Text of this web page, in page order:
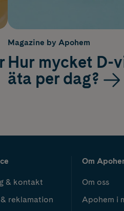
Magazine by Apohem
Hur mycket D-
äta per dag?
& kontakt
reklamation
Om
Om oss
Apohem i